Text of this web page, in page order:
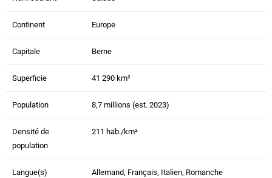
Continent Europe
Capitale Berne
Superficie 41 290 km²
Population 8,7 millions (est. 2023)
Densité de
population
211 hab./km²
Langue(s)
Allemand, Français, Italien, Romanche